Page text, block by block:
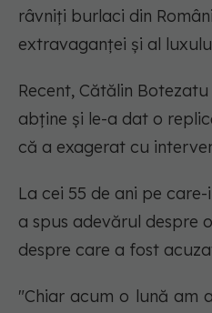
râvniți burlaci din
extravaganței și al
Recent, Cătălin
abține și le-a dat o
că a exagerat cu
La cei 55 de ani pe
a spus adevărul despre
despre care a fost
"Chiar acum o lună am